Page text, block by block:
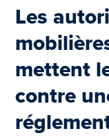
Les
mettent
contre